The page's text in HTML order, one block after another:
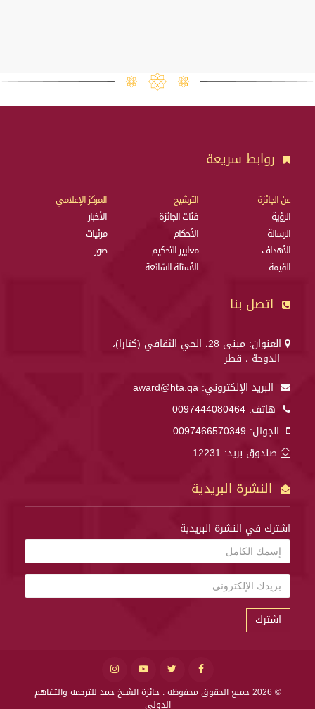
روابط سريعة
عن الجائزة
الرؤية
الرسالة
الأهداف
القيمة
الترشيح
فئات الجائزة
الأحكام
معايير التحكيم
الأسئلة الشائعة
المركز الإعلامي
الأخبار
مرئيات
صور
اتصل بنا
العنوان: مبنى 28، الحي الثقافي (كتارا)،
الدوحة ، قطر
البريد الإلكتروني: award@hta.qa
هاتف: 0097444080464
الجوال: 0097466570349
صندوق بريد: 12231
النشرة البريدية
اشترك في النشرة البريدية
اشترك
© 2026 جميع الحقوق محفوظة .
جائزة الشيخ حمد للترجمة والتفاهم
الدولي